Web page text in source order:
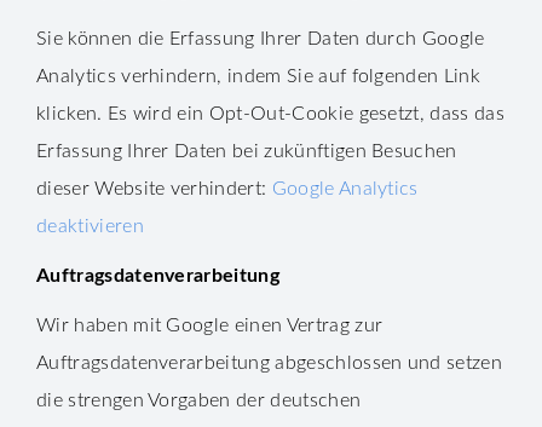
Sie können die Erfassung Ihrer Daten durch Google
Analytics verhindern, indem Sie auf folgenden Link
klicken. Es wird ein Opt-Out-Cookie gesetzt, dass das
Erfassung Ihrer Daten bei zukünftigen Besuchen
dieser Website verhindert: Google Analytics
deaktivieren
Auftragsdatenverarbeitung
Wir haben mit Google einen Vertrag zur
Auftragsdatenverarbeitung abgeschlossen und setzen
die strengen Vorgaben der deutschen